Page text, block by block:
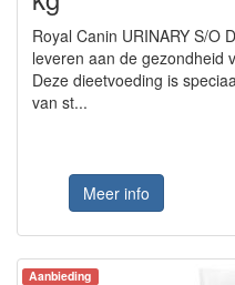
Royal Canin URINARY S/O
leveren aan de gezondheid
Deze dieetvoeding is
van st...
Meer info
Aanbieding